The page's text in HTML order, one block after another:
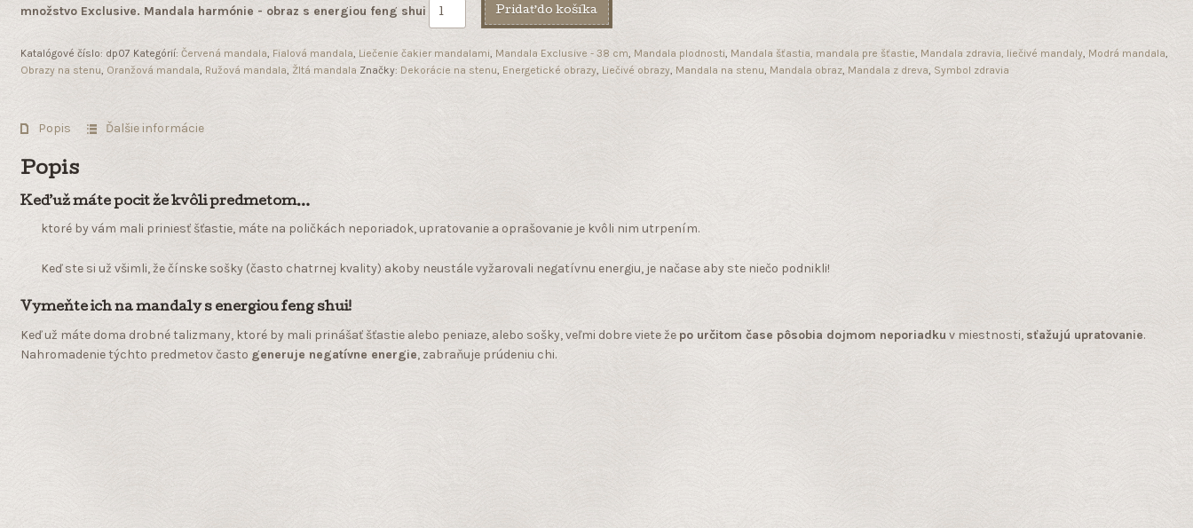
množstvo Exclusive. Mandala harmónie - obraz s energiou feng shui Pridať do košíka
Katalógové číslo: dp07 Kategórií: Červená mandala Fialová mandala Liečenie čakier mandalami Mandala Exclusive - 38 cm Mandala plodnosti, Mandala šťastia, mandala pre šťastie Mandala zdravia, liečivé mandaly, Modrá mandala
Obrazy na stenu Oranžová mandala Ružová mandala Žltá mandala Značky: Dekorácie na stenu Energetické obrazy, Liečivé obrazy, Mandala na stenu Mandala obraz, Mandala z dreva Symbol zdravia
Popis Ďalšie informácie
Popis
Keď už máte pocit že kvôli predmetom…
ktoré by vám mali priniesť šťastie, máte na poličkách neporiadok, upratovanie a oprašovanie je kvôli nim utrpením.
Keď ste si už všimli, že čínske sošky (často chatrnej kvality) akoby neustále vyžarovali negatívnu energiu, je načase aby ste niečo podnikli!
Vymeňte ich na mandaly s energiou feng shui!
Keď už máte doma drobné talizmany, ktoré by mali prinášať šťastie alebo peniaze, alebo sošky, veľmi dobre viete že po určitom čase pôsobia dojmom neporiadku v miestnosti, sťažujú upratovanie.
Nahromadenie týchto predmetov často generuje negatívne energie, zabraňuje prúdeniu chi.